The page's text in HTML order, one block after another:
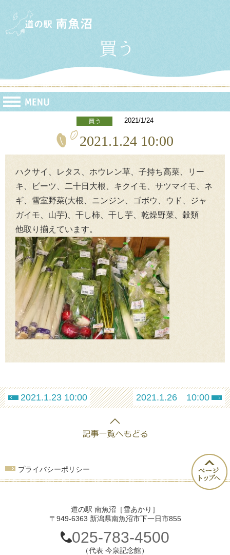
2021/1/24
2021.1.24 10:00
ハクサイ、レタス、ホウレン草、子持ち高菜、リー
キ、ビーツ、二十日大根、キクイモ、サツマイモ、ネ
ギ、雪室野菜(大根、ニンジン、ゴボウ、ウド、ジャ
ガイモ、山芋)、干し柿、干し芋、乾燥野菜、穀類
他取り揃えています。
2021.1.23 10:00 2021.1.26 10:00
プライバシーポリシー
道の駅 南魚沼［雪あかり］
〒949-6363 新潟県南魚沼市下一日市855
025-783-4500
（代表 今泉記念館）